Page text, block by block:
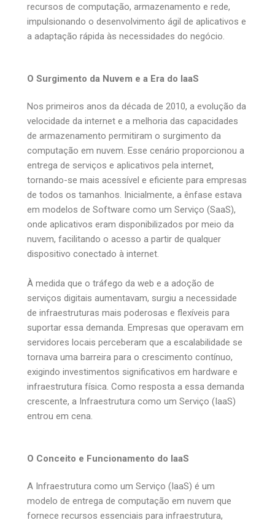
recursos de computação, armazenamento e rede,
impulsionando o desenvolvimento ágil de aplicativos e
a adaptação rápida às necessidades do negócio.
O Surgimento da Nuvem e a Era do IaaS
Nos primeiros anos da década de 2010, a evolução da
velocidade da internet e a melhoria das capacidades
de armazenamento permitiram o surgimento da
computação em nuvem. Esse cenário proporcionou a
entrega de serviços e aplicativos pela internet,
tornando-se mais acessível e eficiente para empresas
de todos os tamanhos. Inicialmente, a ênfase estava
em modelos de Software como um Serviço (SaaS),
onde aplicativos eram disponibilizados por meio da
nuvem, facilitando o acesso a partir de qualquer
dispositivo conectado à internet.
À medida que o tráfego da web e a adoção de
serviços digitais aumentavam, surgiu a necessidade
de infraestruturas mais poderosas e flexíveis para
suportar essa demanda. Empresas que operavam em
servidores locais perceberam que a escalabilidade se
tornava uma barreira para o crescimento contínuo,
exigindo investimentos significativos em hardware e
infraestrutura física. Como resposta a essa demanda
crescente, a Infraestrutura como um Serviço (IaaS)
entrou em cena.
O Conceito e Funcionamento do IaaS
A Infraestrutura como um Serviço (IaaS) é um
modelo de entrega de computação em nuvem que
fornece recursos essenciais para infraestrutura,